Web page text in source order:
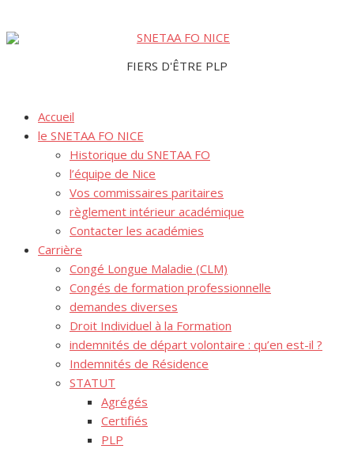
Aller
FIERS D'ÊTRE PLP
Accueil
le SNETAA FO NICE
Historique du SNETAA FO
l’équipe de Nice
Vos commissaires paritaires
règlement intérieur académique
Contacter les académies
Carrière
Congé Longue Maladie (CLM)
Congés de formation professionnelle
demandes diverses
Droit Individuel à la Formation
indemnités de départ volontaire : qu’en est-il ?
Indemnités de Résidence
STATUT
Agrégés
Certifiés
PLP